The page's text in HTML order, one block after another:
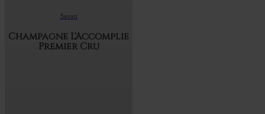
Savart
Champagne L'Accomplie
Premier Cru